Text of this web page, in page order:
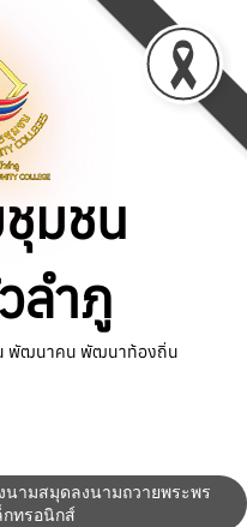
มชน
ลำภู
พัฒนาคน พัฒนาท้องถิ่น
ามสมุดลงนามถวายพระพร
ทรอนิกส์